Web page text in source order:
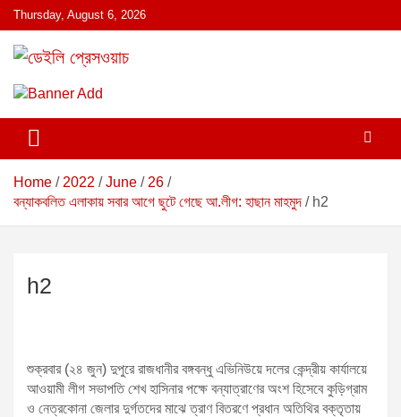
k
n
Thursday, August 6, 2026
ডেইলি প্রেসওয়াচ
Home 2022 June
26
বন্যাকবলিত এলাকায় সবার আগে ছুটে গেছে আ.লীগ: হাছান মাহমুদ
h2
h2
শুক্রবার (২৪ জুন) দুপুরে রাজধানীর বঙ্গবন্ধু এভিনিউয়ে দলের কেন্দ্রীয় কার্যালয়ে
আওয়ামী লীগ সভাপতি শেখ হাসিনার পক্ষে বন্যাত্রাণের অংশ হিসেবে কুড়িগ্রাম
ও নেত্রকোনা জেলার দুর্গতদের মাঝে ত্রাণ বিতরণে প্রধান অতিথির বক্তৃতায়